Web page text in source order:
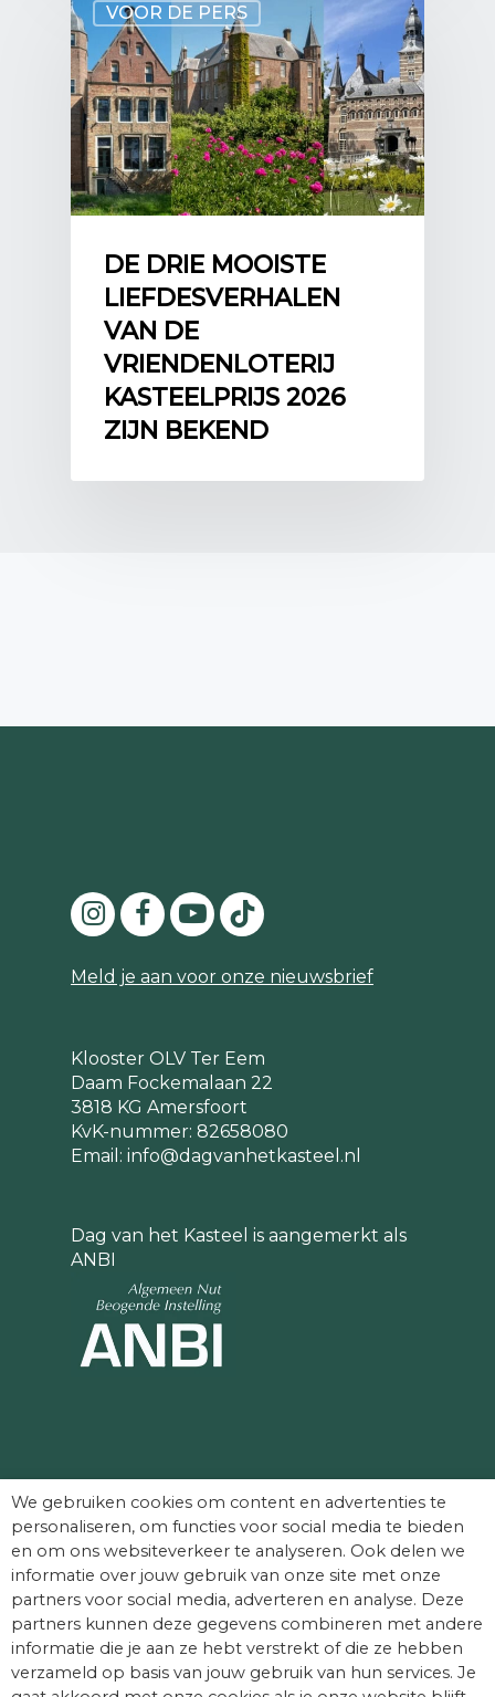
VOOR DE PERS
DE DRIE MOOISTE
LIEFDESVERHALEN
VAN DE
VRIENDENLOTERIJ
KASTEELPRIJS 2026
ZIJN BEKEND
Meld je aan voor onze nieuwsbrief
Klooster OLV Ter Eem
Daam Fockemalaan 22
3818 KG Amersfoort
KvK-nummer: 82658080
Email: info@dagvanhetkasteel.nl
Dag van het Kasteel is aangemerkt als
ANBI
mogelijk maken:
We gebruiken cookies om content en advertenties te
personaliseren, om functies voor social media te bieden
en om ons websiteverkeer te analyseren. Ook delen we
informatie over jouw gebruik van onze site met onze
partners voor social media, adverteren en analyse. Deze
partners kunnen deze gegevens combineren met andere
informatie die je aan ze hebt verstrekt of die ze hebben
verzameld op basis van jouw gebruik van hun services. Je